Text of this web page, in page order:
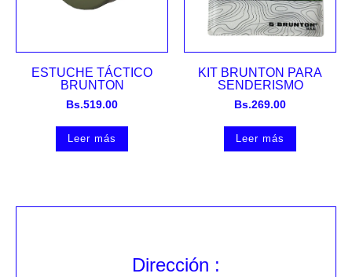
ESTUCHE TÁCTICO
BRUNTON
Bs.519.00
Leer más
KIT BRUNTON PARA
SENDERISMO
Bs.269.00
Leer más
Dirección :